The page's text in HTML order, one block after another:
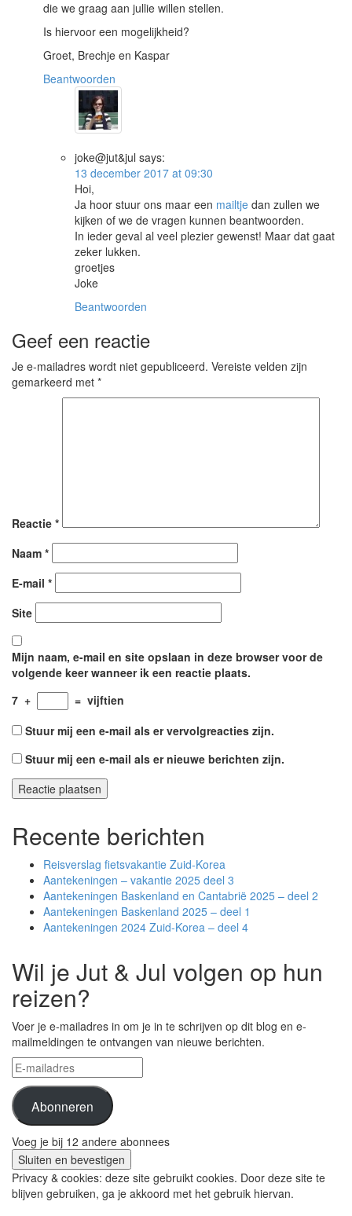
die we graag aan jullie willen stellen.
Is hiervoor een mogelijkheid?
Groet, Brechje en Kaspar
Beantwoorden
joke@jut&jul says:
13 december 2017 at 09:30
Hoi,
Ja hoor stuur ons maar een mailtje dan zullen we
kijken of we de vragen kunnen beantwoorden.
In ieder geval al veel plezier gewenst! Maar dat gaat
zeker lukken.
groetjes
Joke
Beantwoorden
Geef een reactie
Je e-mailadres wordt niet gepubliceerd. Vereiste velden zijn
gemarkeerd met *
Reactie *
Naam *
E-mail *
Site
Mijn naam, e-mail en site opslaan in deze browser voor de
volgende keer wanneer ik een reactie plaats.
7 + = vijftien
Stuur mij een e-mail als er vervolgreacties zijn.
Stuur mij een e-mail als er nieuwe berichten zijn.
Recente berichten
Reisverslag fietsvakantie Zuid-Korea
Aantekeningen – vakantie 2025 deel 3
Aantekeningen Baskenland en Cantabrië 2025 – deel 2
Aantekeningen Baskenland 2025 – deel 1
Aantekeningen 2024 Zuid-Korea – deel 4
Wil je Jut & Jul volgen op hun
reizen?
Voer je e-mailadres in om je in te schrijven op dit blog en e-
mailmeldingen te ontvangen van nieuwe berichten.
E-
mailadres
Abonneren
Voeg je bij 12 andere abonnees
Privacy & cookies: deze site gebruikt cookies. Door deze site te
blijven gebruiken, ga je akkoord met het gebruik hiervan.